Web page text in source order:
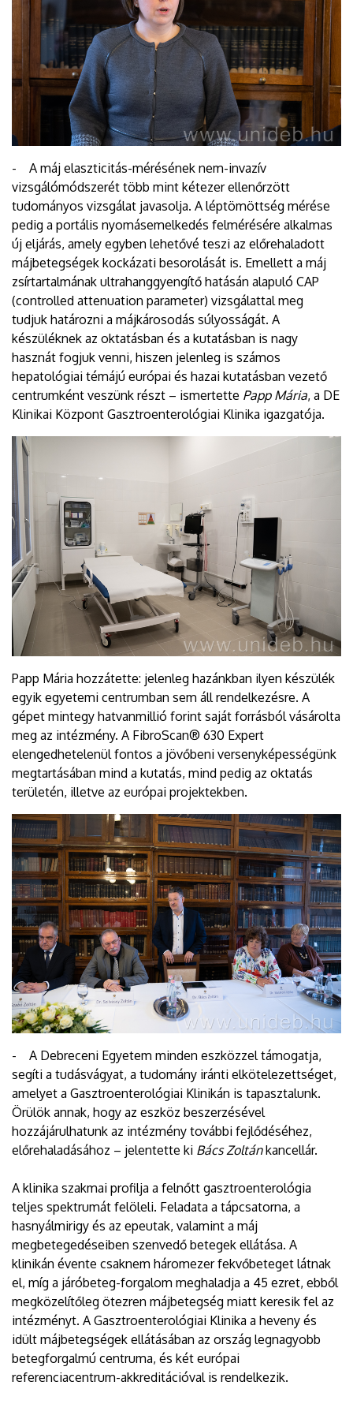
- A máj elaszticitás-mérésének nem-invazív
vizsgálómódszerét több mint kétezer ellenőrzött
tudományos vizsgálat javasolja. A léptömöttség mérése
pedig a portális nyomásemelkedés felmérésére alkalmas
új eljárás, amely egyben lehetővé teszi az előrehaladott
májbetegségek kockázati besorolását is. Emellett a máj
zsírtartalmának ultrahanggyengítő hatásán alapuló CAP
(controlled attenuation parameter) vizsgálattal meg
tudjuk határozni a májkárosodás súlyosságát. A
készüléknek az oktatásban és a kutatásban is nagy
hasznát fogjuk venni, hiszen jelenleg is számos
hepatológiai témájú európai és hazai kutatásban vezető
centrumként veszünk részt – ismertette Papp Mária, a DE
Klinikai Központ Gasztroenterológiai Klinika igazgatója.
Papp Mária hozzátette: jelenleg hazánkban ilyen készülék
egyik egyetemi centrumban sem áll rendelkezésre. A
gépet mintegy hatvanmillió forint saját forrásból vásárolta
meg az intézmény. A FibroScan® 630 Expert
elengedhetelenül fontos a jövőbeni versenyképességünk
megtartásában mind a kutatás, mind pedig az oktatás
területén, illetve az európai projektekben.
- A Debreceni Egyetem minden eszközzel támogatja,
segíti a tudásvágyat, a tudomány iránti elkötelezettséget,
amelyet a Gasztroenterológiai Klinikán is tapasztalunk.
Örülök annak, hogy az eszköz beszerzésével
hozzájárulhatunk az intézmény további fejlődéséhez,
előrehaladásához – jelentette ki Bács Zoltánkancellár.
A klinika szakmai profilja a felnőtt gasztroenterológia
teljes spektrumát felöleli. Feladata a tápcsatorna, a
hasnyálmirigy és az epeutak, valamint a máj
megbetegedéseiben szenvedő betegek ellátása. A
klinikán évente csaknem háromezer fekvőbeteget látnak
el, míg a járóbeteg-forgalom meghaladja a 45 ezret, ebből
megközelítőleg ötezren májbetegség miatt keresik fel az
intézményt. A Gasztroenterológiai Klinika a heveny és
idült májbetegségek ellátásában az ország legnagyobb
betegforgalmú centruma, és két európai
referenciacentrum-akkreditációval is rendelkezik.